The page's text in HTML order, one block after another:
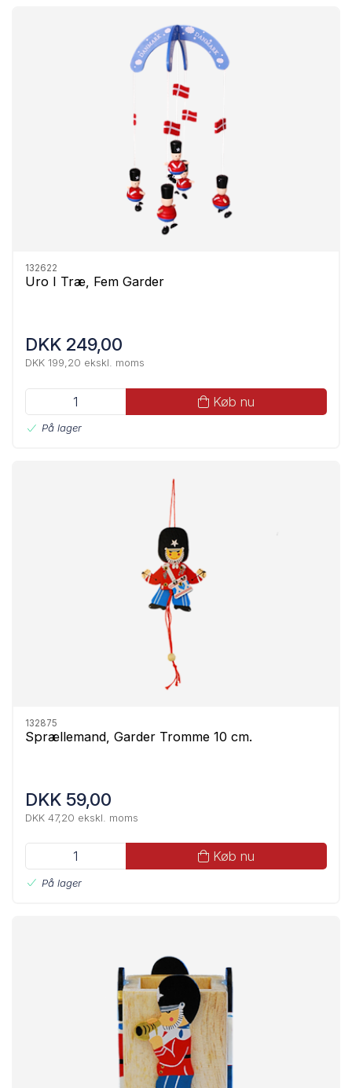
132622
Uro I Træ, Fem Garder
DKK 249,00
DKK 199,20 ekskl. moms
Køb nu
På lager
132875
Sprællemand, Garder Tromme 10 cm.
DKK 59,00
DKK 47,20 ekskl. moms
Køb nu
På lager